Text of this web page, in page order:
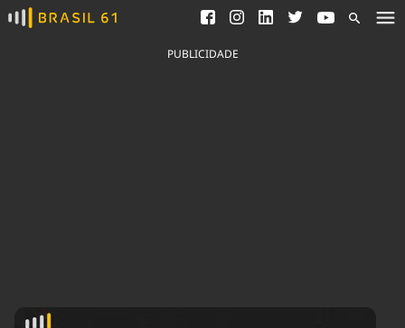
Ver todas as notícias
Saneamento
Indicadores
PUBLICIDADE